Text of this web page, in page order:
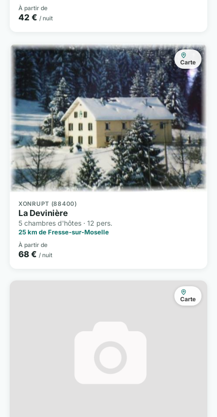
À partir de
42 € / nuit
Carte
XONRUPT (88400)
La Devinière
5 chambres d'hôtes · 12 pers.
25 km de Fresse-sur-Moselle
À partir de
68 € / nuit
Carte